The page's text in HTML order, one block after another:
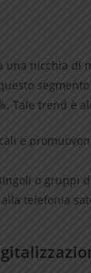
una nicchia di
Tale trend è
e
o gruppi
alla telefonia